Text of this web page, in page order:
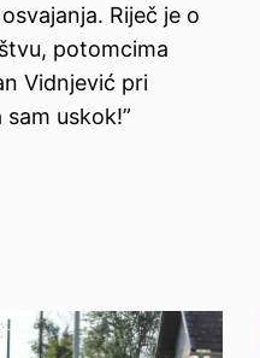
Riječ je o
potomcima
Vidnjević pri
sam uskok!”